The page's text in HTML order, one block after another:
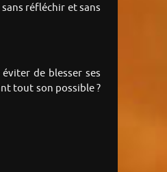
réfléchir et sans
de blesser ses
tout son possible ?